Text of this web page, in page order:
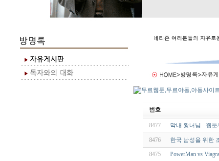
번호
8477 막내 황녀님 - 웹
8476 한국 남성을 위한
8475 PowerMan vs